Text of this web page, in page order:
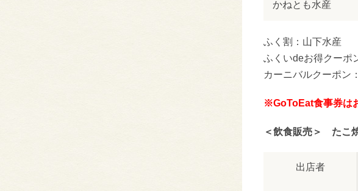
かねとも水産
ふく割：山下水産
ふくいdeお得クーポ
カーニバルクーポン
※GoToEat食事券は
＜飲食販売＞ たこ
出店者